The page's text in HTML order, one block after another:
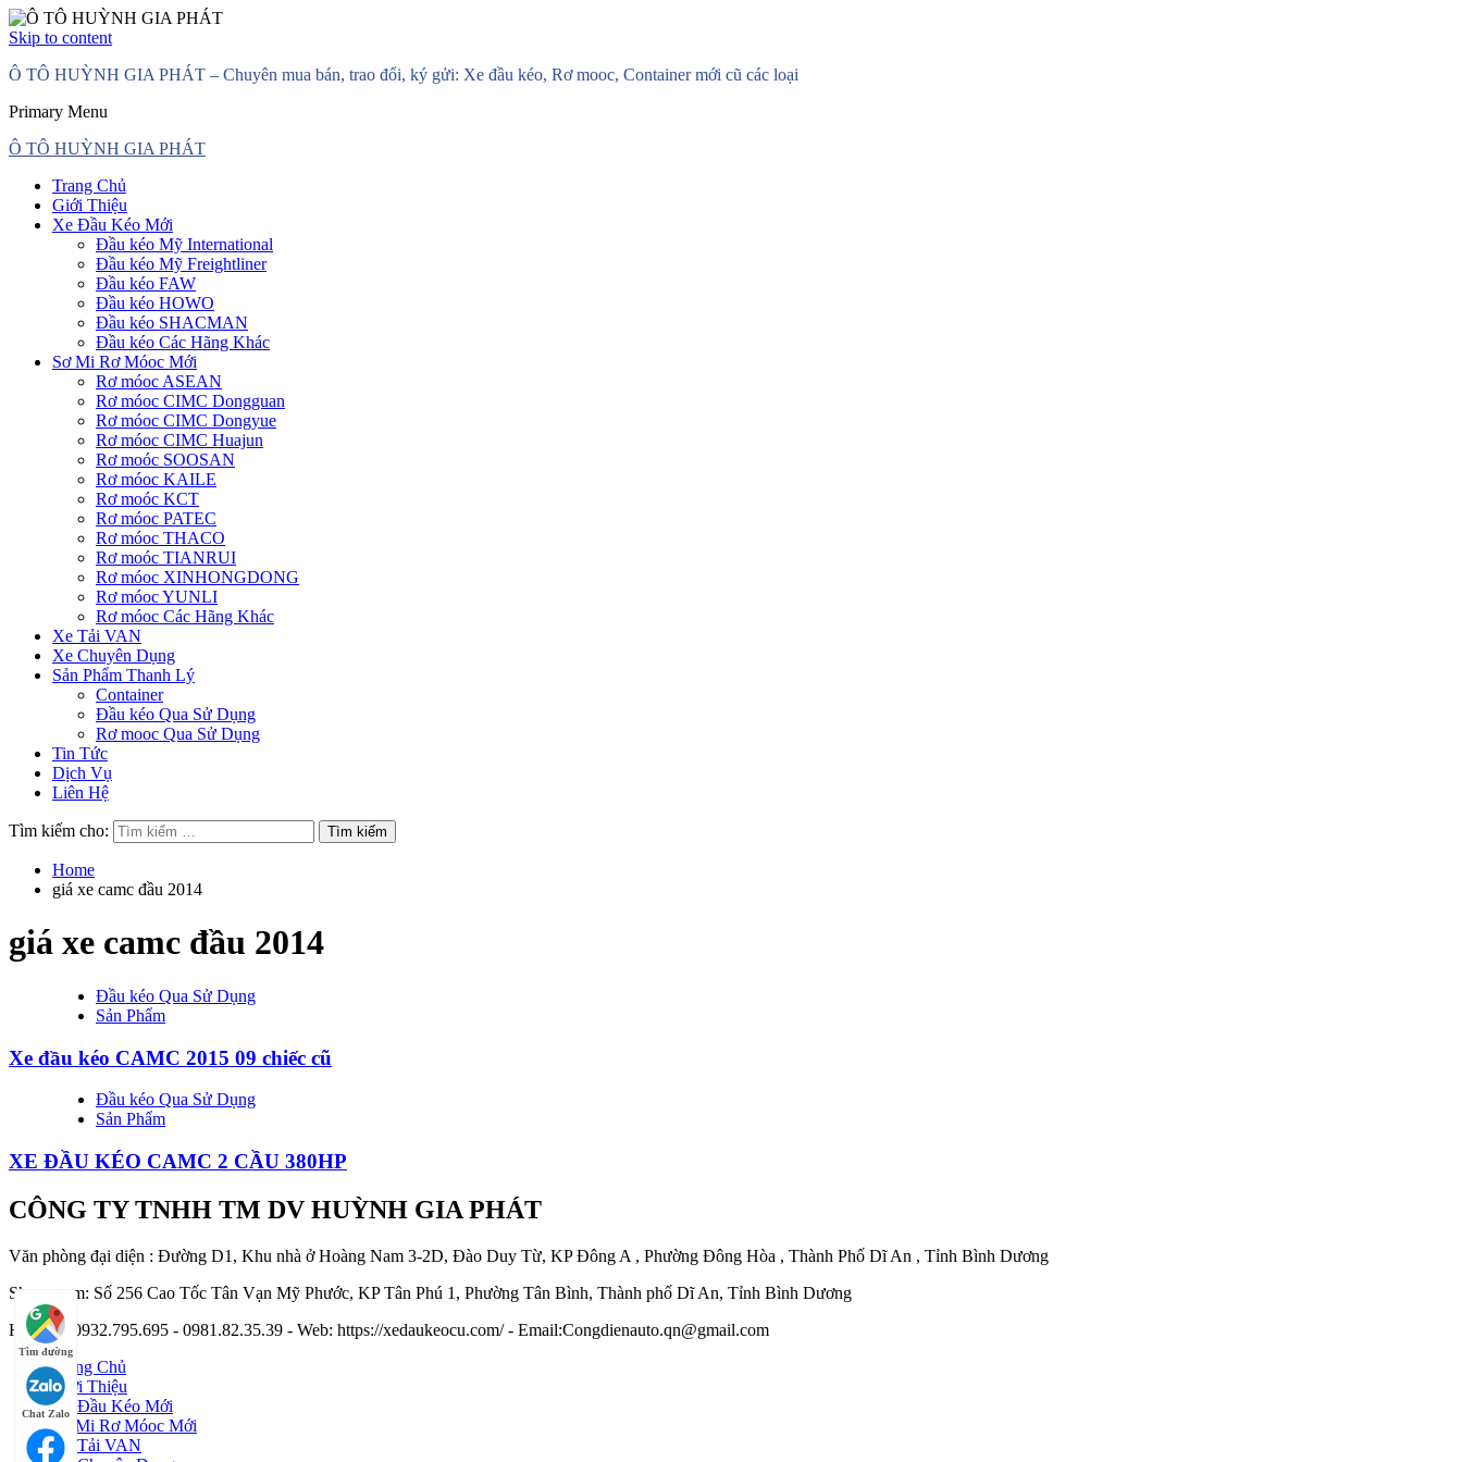
Skip to content
Ô TÔ HUỲNH GIA PHÁT – Chuyên mua bán, trao đổi, ký gửi: Xe đầu kéo, Rơ mooc, Container mới cũ các loại
Primary Menu
Ô TÔ HUỲNH GIA PHÁT
Trang Chủ
Giới Thiệu
Xe Đầu Kéo Mới
Đầu kéo Mỹ International
Đầu kéo Mỹ Freightliner
Đầu kéo FAW
Đầu kéo HOWO
Đầu kéo SHACMAN
Đầu kéo Các Hãng Khác
Sơ Mi Rơ Móoc Mới
Rơ móoc ASEAN
Rơ móoc CIMC Dongguan
Rơ móoc CIMC Dongyue
Rơ móoc CIMC Huajun
Rơ moóc SOOSAN
Rơ móoc KAILE
Rơ moóc KCT
Rơ móoc PATEC
Rơ móoc THACO
Rơ moóc TIANRUI
Rơ móoc XINHONGDONG
Rơ móoc YUNLI
Rơ móoc Các Hãng Khác
Xe Tải VAN
Xe Chuyên Dụng
Sản Phẩm Thanh Lý
Container
Đầu kéo Qua Sử Dụng
Rơ mooc Qua Sử Dụng
Tin Tức
Dịch Vụ
Liên Hệ
Tìm kiếm cho:
Home
giá xe camc đầu 2014
giá xe camc đầu 2014
Đầu kéo Qua Sử Dụng
Sản Phẩm
Xe đầu kéo CAMC 2015 09 chiếc cũ
Đầu kéo Qua Sử Dụng
Sản Phẩm
XE ĐẦU KÉO CAMC 2 CẦU 380HP
CÔNG TY TNHH TM DV HUỲNH GIA PHÁT
Văn phòng đại diện : Đường D1, Khu nhà ở Hoàng Nam 3-2D, Đào Duy Từ, KP Đông A , Phường Đông Hòa , Thành Phố Dĩ An , Tỉnh Bình Dương
Showroom: Số 256 Cao Tốc Tân Vạn Mỹ Phước, KP Tân Phú 1, Phường Tân Bình, Thành phố Dĩ An, Tỉnh Bình Dương
Hotline : 0932.795.695 - 0981.82.35.39 - Web: https://xedaukeocu.com/ - Email:Congdienauto.qn@gmail.com
Tìm đường
Chat Zalo
Trang Chủ
Giới Thiệu
Xe Đầu Kéo Mới
Sơ Mi Rơ Móoc Mới
Xe Tải VAN